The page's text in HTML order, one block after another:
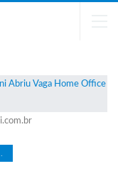
GERAL